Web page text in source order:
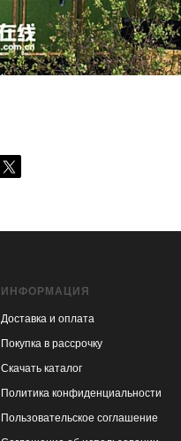
ИНФОРМАЦИЯ
Доставка и оплата
Покупка в рассрочку
Скачать каталог
Политика конфиденциальности
Пользовательское соглашение